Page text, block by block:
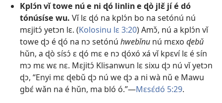
Kplɔ́n vǐ towe nú e ni ɖó linlin e ɖò jlɛ̌ jí é dó
tónúsíse wu. Vǐ lɛ ɖó na kplɔ́n bo na setónú nú
mɛjitɔ́ yetɔn lɛ. (Kolosinu lɛ 3:20) Amɔ̌, nú a kplɔ́n vǐ
towe ɖɔ é ɖó na nɔ setónú hwebǐnu nú mɛxo ɖebǔ
hǔn, a ɖò sísɔ́ ɛ ɖó mɛ e nɔ ɖóxó xá vǐ kpɛví lɛ é sín
mɔ mɛ wɛ nɛ. Mɛjitɔ́ Klisanwun lɛ sixu ɖɔ nú vǐ yetɔn
ɖɔ, “Enyi mɛ ɖebǔ ɖɔ nú we ɖɔ a ni wà nǔ e Mawu
gbɛ́ wǎn na é hǔn, ma bló ó.”—Mɛsɛ́dó 5:29.